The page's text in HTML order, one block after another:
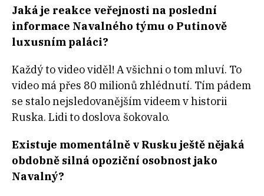
Jaká je reakce veřejnosti na poslední
informace Navalného týmu o Putinově
luxusním paláci?
Každý to video viděl! A všichni o tom mluví. To
video má přes 80 milionů zhlédnutí. Tím pádem
se stalo nejsledovanějším videem v historii
Ruska. Lidi to doslova šokovalo.
Existuje momentálně v Rusku ještě nějaká
obdobně silná opoziční osobnost jako
Navalný?